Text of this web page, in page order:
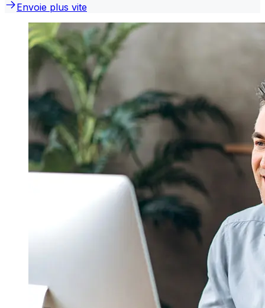
Envoie plus vite